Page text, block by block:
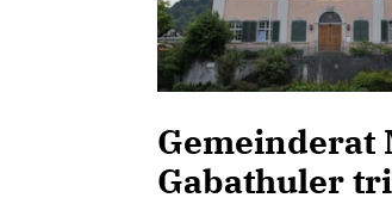
Gemeinderat
Gabathuler